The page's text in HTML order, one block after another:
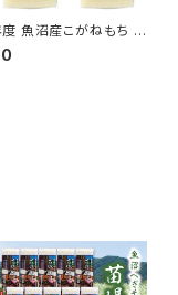
魚沼産こがねもち プ
杵つき餅 白餅 4パック
ック９枚入り）